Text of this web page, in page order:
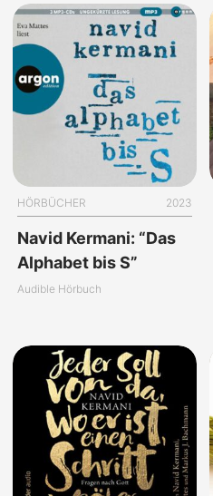
HÖRBÜCHER 2023
Navid Kermani: “Das
Alphabet bis S”
Audible Hörbuch